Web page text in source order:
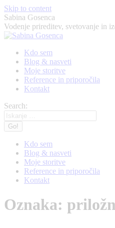
Skip to content
Sabina Gosenca
Vodenje prireditev, svetovanje in
Kdo sem
Blog & nasveti
Moje storitve
Reference in priporočila
Kontakt
Search:
Kdo sem
Blog & nasveti
Moje storitve
Reference in priporočila
Kontakt
Oznaka: